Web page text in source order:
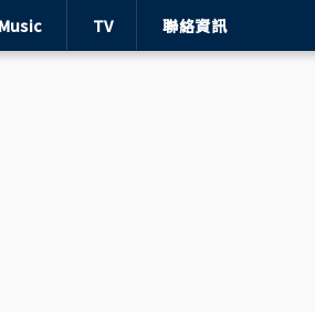
Music TV 聯絡資訊